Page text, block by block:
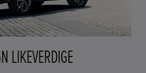
LIKEVERDIGE